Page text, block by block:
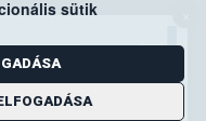
sütik
Pf. 30.
244